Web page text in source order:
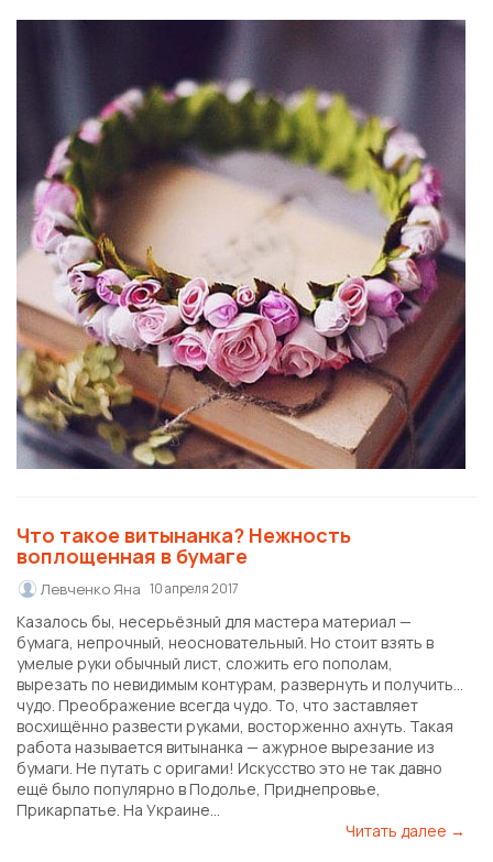
Что такое витынанка? Нежность
воплощенная в бумаге
Левченко Яна 10 апреля 2017
Казалось бы, несерьёзный для мастера материал —
бумага, непрочный, неосновательный. Но стоит взять в
умелые руки обычный лист, сложить его пополам,
вырезать по невидимым контурам, развернуть и получить…
чудо. Преображение всегда чудо. То, что заставляет
восхищённо развести руками, восторженно ахнуть. Такая
работа называется витынанка — ажурное вырезание из
бумаги. Не путать с оригами! Искусство это не так давно
ещё было популярно в Подолье, Приднепровье,
Прикарпатье. На Украине...
Читать далее →